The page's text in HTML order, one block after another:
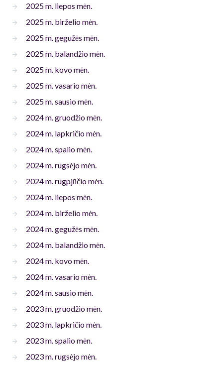
2025 m. liepos mėn.
2025 m. birželio mėn.
2025 m. gegužės mėn.
2025 m. balandžio mėn.
2025 m. kovo mėn.
2025 m. vasario mėn.
2025 m. sausio mėn.
2024 m. gruodžio mėn.
2024 m. lapkričio mėn.
2024 m. spalio mėn.
2024 m. rugsėjo mėn.
2024 m. rugpjūčio mėn.
2024 m. liepos mėn.
2024 m. birželio mėn.
2024 m. gegužės mėn.
2024 m. balandžio mėn.
2024 m. kovo mėn.
2024 m. vasario mėn.
2024 m. sausio mėn.
2023 m. gruodžio mėn.
2023 m. lapkričio mėn.
2023 m. spalio mėn.
2023 m. rugsėjo mėn.